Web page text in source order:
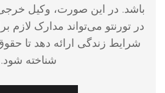
باشد. در این صورت، وکیل
در تورنتو می‌تواند مدارک لازم
شرایط زندگی ارائه دهد تا
شناخته شود.